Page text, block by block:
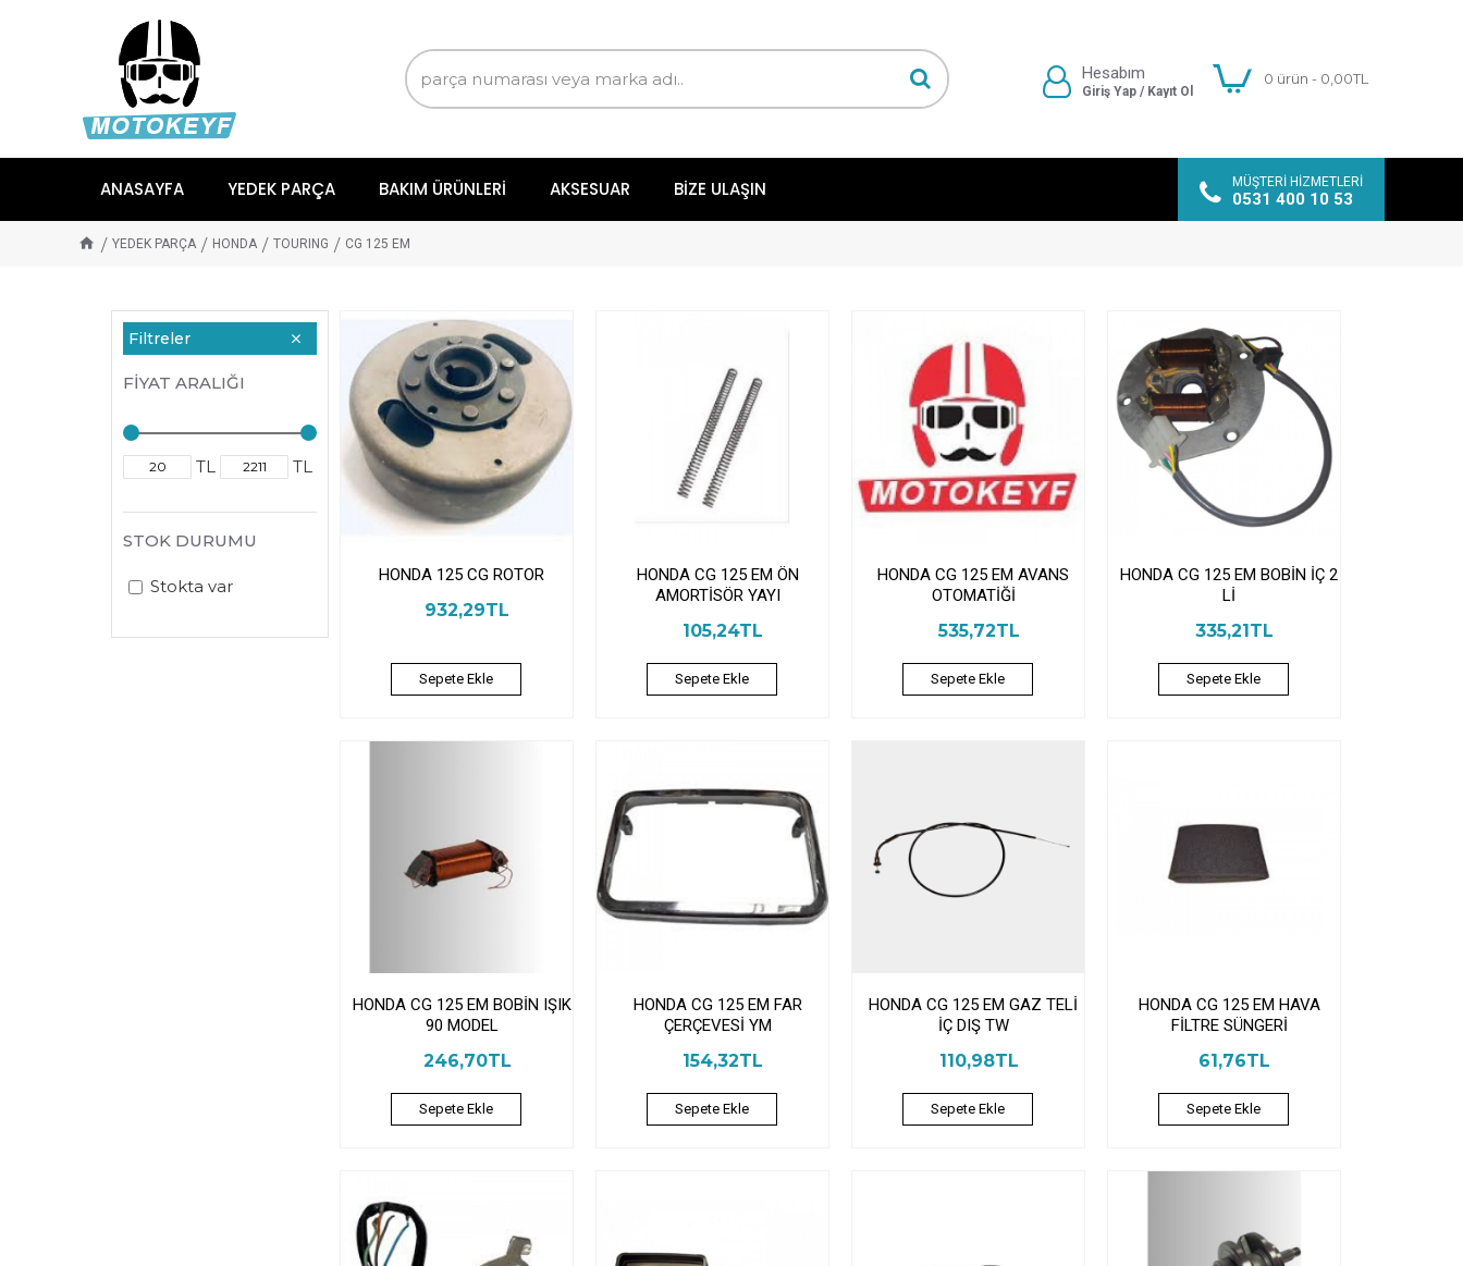
Hesabım
Giriş Yap / Kayıt Ol
0 ürün - 0,00TL
ANASAYFA YEDEK PARÇA BAKIM ÜRÜNLERI AKSESUAR BIZE ULAŞIN MÜŞTERI HIZMETLERI
0531 400 10 53
YEDEK PARÇA HONDA TOURING CG 125 EM
Filtreler
FIYAT ARALIĞI
TL TL
STOK DURUMU
Stokta var
HONDA 125 CG ROTOR
932,29TL
Sepete Ekle
HONDA CG 125 EM ÖN
AMORTİSÖR YAYI
105,24TL
Sepete Ekle
HONDA CG 125 EM AVANS
OTOMATİĞİ
535,72TL
Sepete Ekle
HONDA CG 125 EM BOBİN İÇ 2
Lİ
335,21TL
Sepete Ekle
HONDA CG 125 EM BOBİN IŞIK
90 MODEL
246,70TL
Sepete Ekle
HONDA CG 125 EM FAR
ÇERÇEVESİ YM
154,32TL
Sepete Ekle
HONDA CG 125 EM GAZ TELİ
İÇ DIŞ TW
110,98TL
Sepete Ekle
HONDA CG 125 EM HAVA
FİLTRE SÜNGERİ
61,76TL
Sepete Ekle